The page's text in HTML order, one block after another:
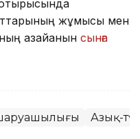
отырысында
жұмысы мен
азайғанын сынға
Азық-